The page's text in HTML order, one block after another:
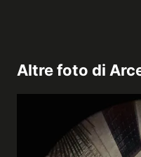
Altre foto di